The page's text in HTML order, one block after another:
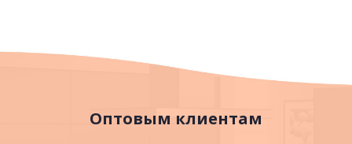
Оптовым клиентам